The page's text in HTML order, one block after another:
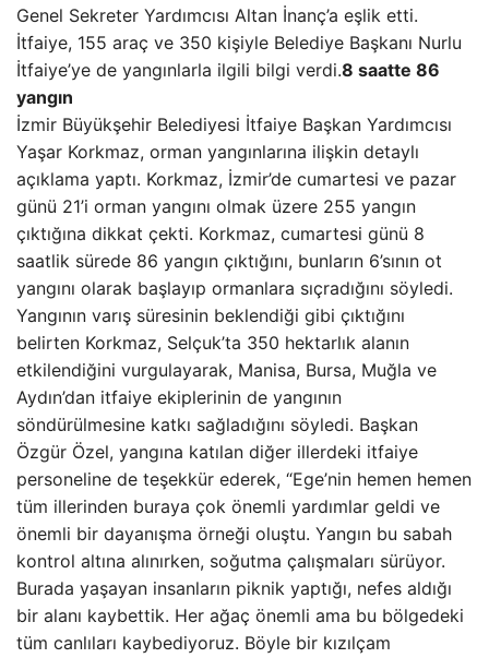
Genel Sekreter Yardımcısı Altan İnanç’a eşlik etti.
İtfaiye, 155 araç ve 350 kişiyle Belediye Başkanı Nurlu
İtfaiye’ye de yangınlarla ilgili bilgi verdi.8 saatte 86
yangın
İzmir Büyükşehir Belediyesi İtfaiye Başkan Yardımcısı
Yaşar Korkmaz, orman yangınlarına ilişkin detaylı
açıklama yaptı. Korkmaz, İzmir’de cumartesi ve pazar
günü 21’i orman yangını olmak üzere 255 yangın
çıktığına dikkat çekti. Korkmaz, cumartesi günü 8
saatlik sürede 86 yangın çıktığını, bunların 6’sının ot
yangını olarak başlayıp ormanlara sıçradığını söyledi.
Yangının varış süresinin beklendiği gibi çıktığını
belirten Korkmaz, Selçuk’ta 350 hektarlık alanın
etkilendiğini vurgulayarak, Manisa, Bursa, Muğla ve
Aydın’dan itfaiye ekiplerinin de yangının
söndürülmesine katkı sağladığını söyledi. Başkan
Özgür Özel, yangına katılan diğer illerdeki itfaiye
personeline de teşekkür ederek, “Ege’nin hemen hemen
tüm illerinden buraya çok önemli yardımlar geldi ve
önemli bir dayanışma örneği oluştu. Yangın bu sabah
kontrol altına alınırken, soğutma çalışmaları sürüyor.
Burada yaşayan insanların piknik yaptığı, nefes aldığı
bir alanı kaybettik. Her ağaç önemli ama bu bölgedeki
tüm canlıları kaybediyoruz. Böyle bir kızılçam